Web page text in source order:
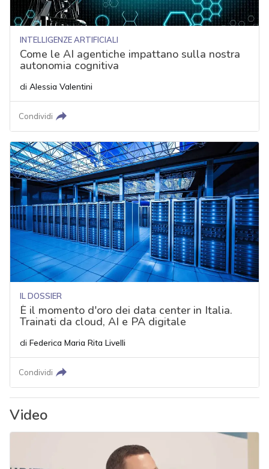
INTELLIGENZE ARTIFICIALI
Come le AI agentiche impattano sulla nostra
autonomia cognitiva
di Alessia Valentini
Condividi
IL DOSSIER
È il momento d'oro dei data center in Italia.
Trainati da cloud, AI e PA digitale
di Federica Maria Rita Livelli
Condividi
Video